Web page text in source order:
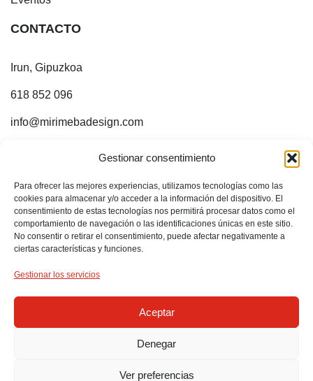
Gestionar consentimiento
Para ofrecer las mejores experiencias, utilizamos tecnologías como las
cookies para almacenar y/o acceder a la información del dispositivo. El
consentimiento de estas tecnologías nos permitirá procesar datos como el
comportamiento de navegación o las identificaciones únicas en este sitio.
No consentir o retirar el consentimiento, puede afectar negativamente a
ciertas características y funciones.
Gestionar los servicios
Aceptar
Denegar
Ver preferencias
CONTACTO
Irun, Gipuzkoa
618 852 096
info@mirimebadesign.com
¡ESTOY EN INTERNET!
Sígueme en:
2024 © Mirimeba Design – Diseño gráfico/web e ilustración.
S.L.